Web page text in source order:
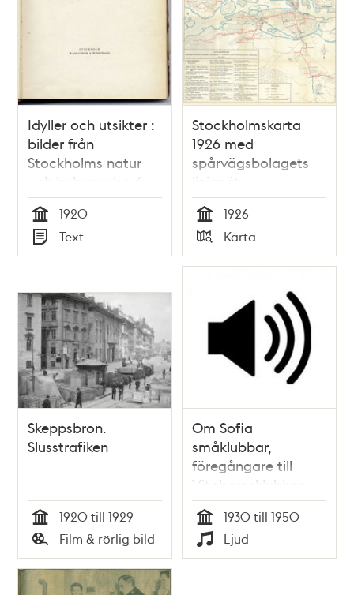
Idyller och utsikter :
bilder från
Stockholms natur
och bebyggelse /
Anna Lindhagen
Tid
1920
Typ
Text
Stockholmskarta
1926 med
spårvägsbolagets
linjenät
Tid
1926
Typ
Karta
Skeppsbron.
Slusstrafiken
Tid
1920 till 1929
Typ
Film & rörlig bild
Om Sofia
småklubbar,
föregångare till
Vitabergsklubben.
Tid
1930 till 1950
Typ
Ljud